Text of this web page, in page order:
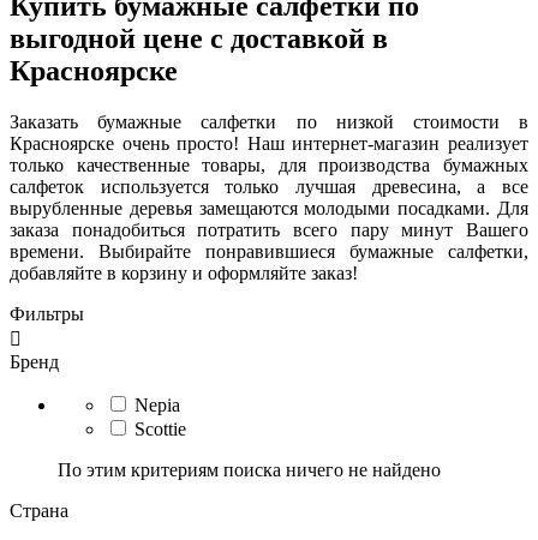
выгодной цене с доставкой в
Красноярске
Заказать бумажные салфетки по низкой стоимости в
Красноярске очень просто! Наш интернет-магазин реализует
только качественные товары, для производства бумажных
салфеток используется только лучшая древесина, а все
вырубленные деревья замещаются молодыми посадками. Для
заказа понадобиться потратить всего пару минут Вашего
времени. Выбирайте понравившиеся бумажные салфетки,
добавляйте в корзину и оформляйте заказ!
Фильтры

Бренд
Nepia
Scottie
По этим критериям поиска ничего не найдено
Страна